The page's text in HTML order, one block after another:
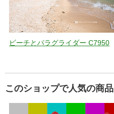
ビーチとパラグライダー C7950
このショップで人気の商品